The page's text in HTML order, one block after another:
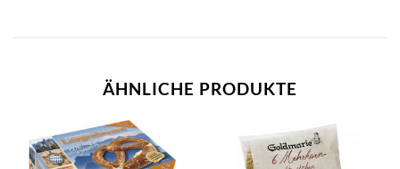
ÄHNLICHE PRODUKTE